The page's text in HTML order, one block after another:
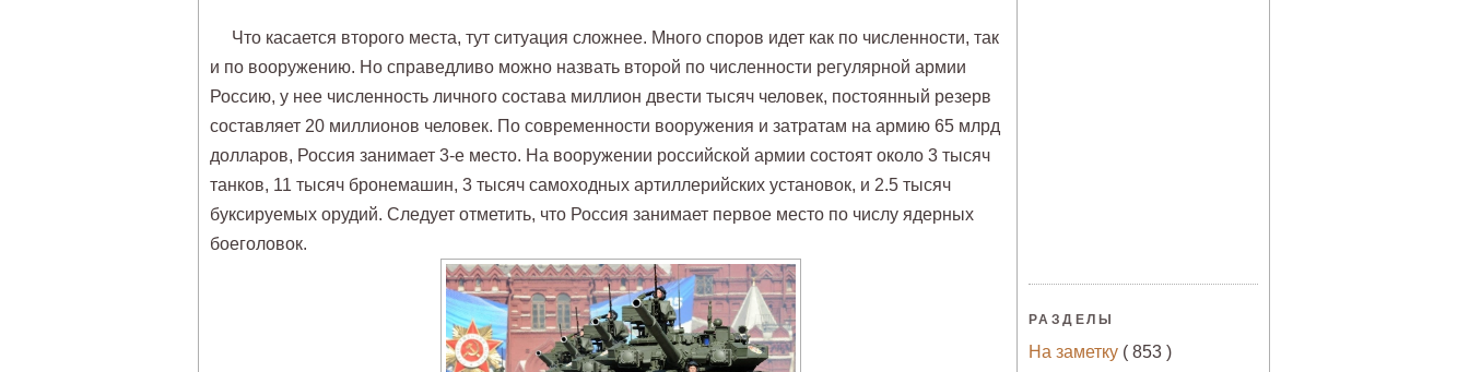
Что касается второго места, тут ситуация сложнее. Много споров идет как по численности, так
и по вооружению. Но справедливо можно назвать второй по численности регулярной армии
Россию, у нее численность личного состава миллион двести тысяч человек, постоянный резерв
составляет 20 миллионов человек. По современности вооружения и затратам на армию 65 млрд
долларов, Россия занимает 3-е место. На вооружении российской армии состоят около 3 тысяч
танков, 11 тысяч бронемашин, 3 тысяч самоходных артиллерийских установок, и 2.5 тысяч
буксируемых орудий. Следует отметить, что Россия занимает первое место по числу ядерных
боеголовок.
РАЗДЕЛЫ
На заметку ( 853 )